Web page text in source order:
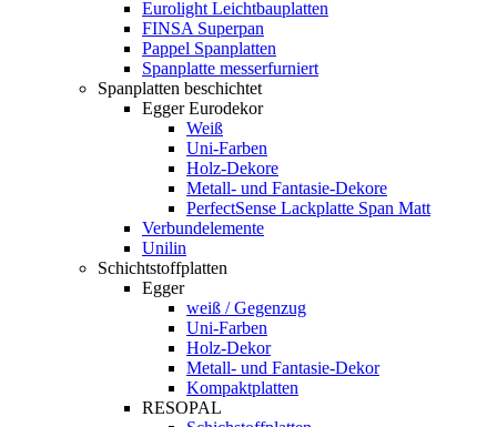
Eurolight Leichtbauplatten
FINSA Superpan
Pappel Spanplatten
Spanplatte messerfurniert
Spanplatten beschichtet
Egger Eurodekor
Weiß
Uni-Farben
Holz-Dekore
Metall- und Fantasie-Dekore
PerfectSense Lackplatte Span Matt
Verbundelemente
Unilin
Schichtstoffplatten
Egger
weiß / Gegenzug
Uni-Farben
Holz-Dekor
Metall- und Fantasie-Dekor
Kompaktplatten
RESOPAL